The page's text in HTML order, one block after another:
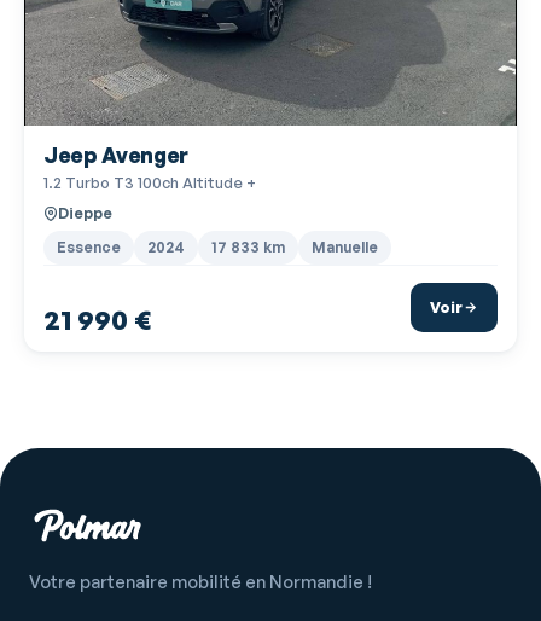
Jeep Avenger
1.2 Turbo T3 100ch Altitude +
Dieppe
Essence 2024 17 833 km Manuelle
21 990 € Voir
Votre partenaire mobilité en Normandie !